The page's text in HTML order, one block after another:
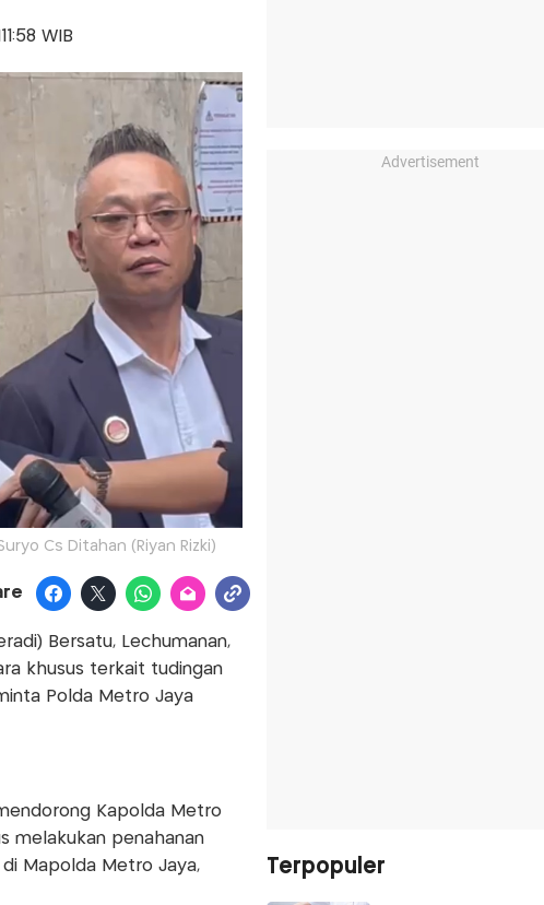
WIB
Cs Ditahan (Riyan Rizki)
Bersatu, Lechumanan,
khusus terkait tudingan
Polda Metro Jaya
Kapolda Metro
melakukan penahanan
Mapolda Metro Jaya,
Advertisement
Terpopuler